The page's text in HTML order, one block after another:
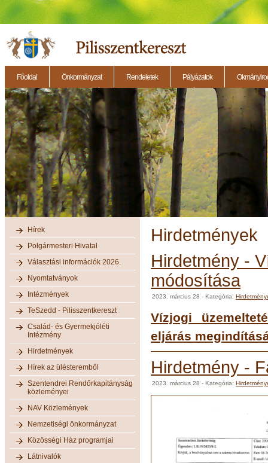
Főoldal Önkormányzat Rendeletek Pályázatok
2014.11.27. - Testületi ülés 2014.12.28. - Testületi ülés 2014.11.13. - Testületi
Hírek
Polgármesteri Hivatal
Választási információk 2026.
Nyomtatványok
Intézmények
TeSzedd - Pilisszentkereszt
Család- és Gyermekjóléti
Intézmény
Hirdetmények
Hírek az ülésteremből
Szentendrei Rendőrkapitányság
közleményei
NAV Közlemények
Nemzetiségi önkormányzat
Közösségi Ház programjai
Látnivalók
Hirdetmények
Hirdetmény -
módosítása
2023. március 28 - Kategória:
Vízjogi
eljárás
Hirdetmény -
2023. március 28 - Kategória: